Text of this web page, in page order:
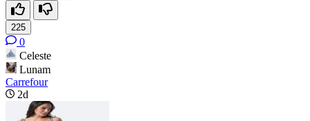
225
0
Celeste
Lunam
Carrefour
2d